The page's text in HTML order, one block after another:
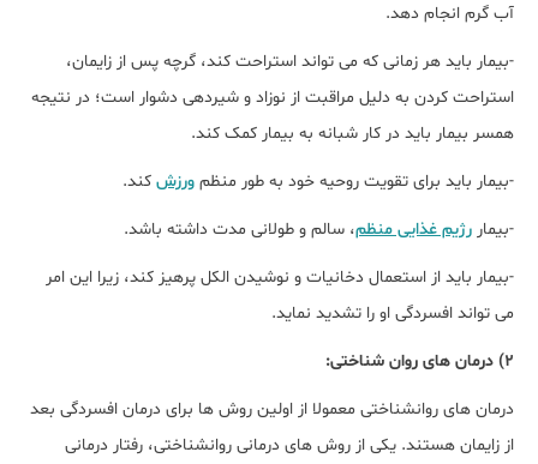
آب گرم انجام دهد.
-بیمار باید هر زمانی که می تواند استراحت کند، گرچه پس از زایمان،
استراحت کردن به دلیل مراقبت از نوزاد و شیردهی دشوار است؛ در نتیجه
همسر بیمار باید در کار شبانه به بیمار کمک کند.
-بیمار باید برای تقویت روحیه خود به طور منظم ورزش کند.
-بیمار رژیم غذایی منظم، سالم و طولانی مدت داشته باشد.
-بیمار باید از استعمال دخانیات و نوشیدن الکل پرهیز کند، زیرا این امر
می تواند افسردگی او را تشدید نماید.
2) درمان های روان شناختی:
درمان های روانشناختی معمولا از اولین روش ها برای درمان افسردگی بعد
از زایمان هستند. یکی از روش های درمانی روانشناختی، رفتار درمانی